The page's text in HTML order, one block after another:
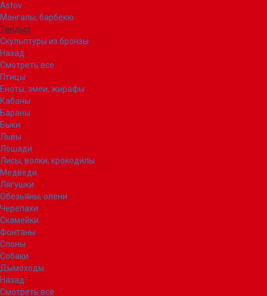
Astov
Мангалы, барбекю
Тандыр
Скульптуры из бронзы
Назад
Смотреть все
Птицы
Еноты, змеи, жирафы
Кабаны
Бараны
Быки
Львы
Лошади
Лисы, волки, крокодилы
Медведи
Лягушки
Обезьяны, олени
Черепахи
Скамейки
Фонтаны
Слоны
Собаки
Дымоходы
Назад
Смотреть все